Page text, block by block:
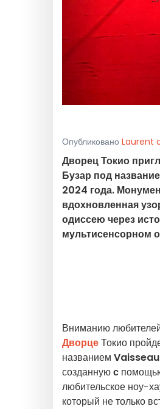
Опубликовано Laurent
Дворец Токио
Бузар под
2024 года.
вдохновленная
одиссею через
мультисенсорном
Вниманию
ДворцеТокио
названием
созданнуюс
любительское ноу-
который не только